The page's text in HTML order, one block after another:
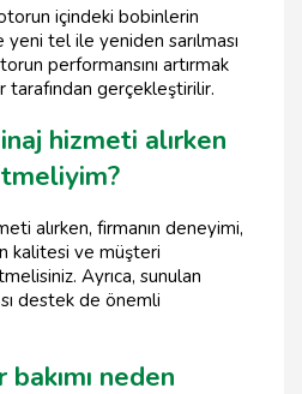
içindeki bobinlerin
tel ile yeniden sarılması
performansını artırmak
tarafından gerçekleştirilir.
hizmeti alırken
alırken, firmanın deneyimi,
kalitesi ve müşteri
Ayrıca, sunulan
destek de önemli
neden